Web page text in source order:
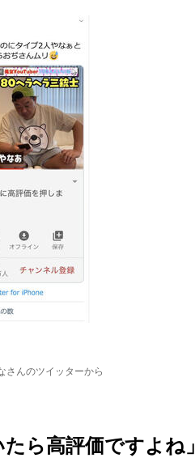
さんのツイッターから
ら高評価ですよね」